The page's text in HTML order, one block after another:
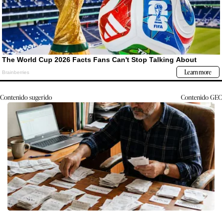
Contenido sugerido ContenidoGEC